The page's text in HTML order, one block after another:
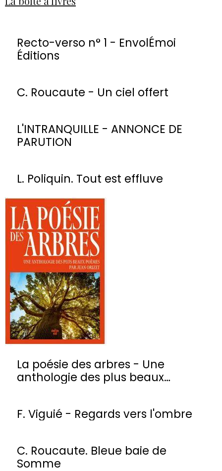
Recto-verso n° 1 - EnvolÉmoi
Éditions
C. Roucaute - Un ciel offert
L'INTRANQUILLE - ANNONCE DE
PARUTION
L. Poliquin. Tout est effluve
La poésie des arbres - Une
anthologie des plus beaux
F. Viguié - Regards vers l'ombre
C. Roucaute. Bleue baie de
Somme